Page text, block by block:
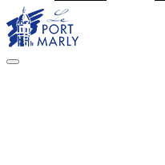
MENU